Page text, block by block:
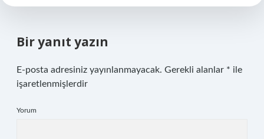
Bir yanıt yazın
E-posta adresiniz yayınlanmayacak. Gerekli alanlar * ile
işaretlenmişlerdir
Yorum